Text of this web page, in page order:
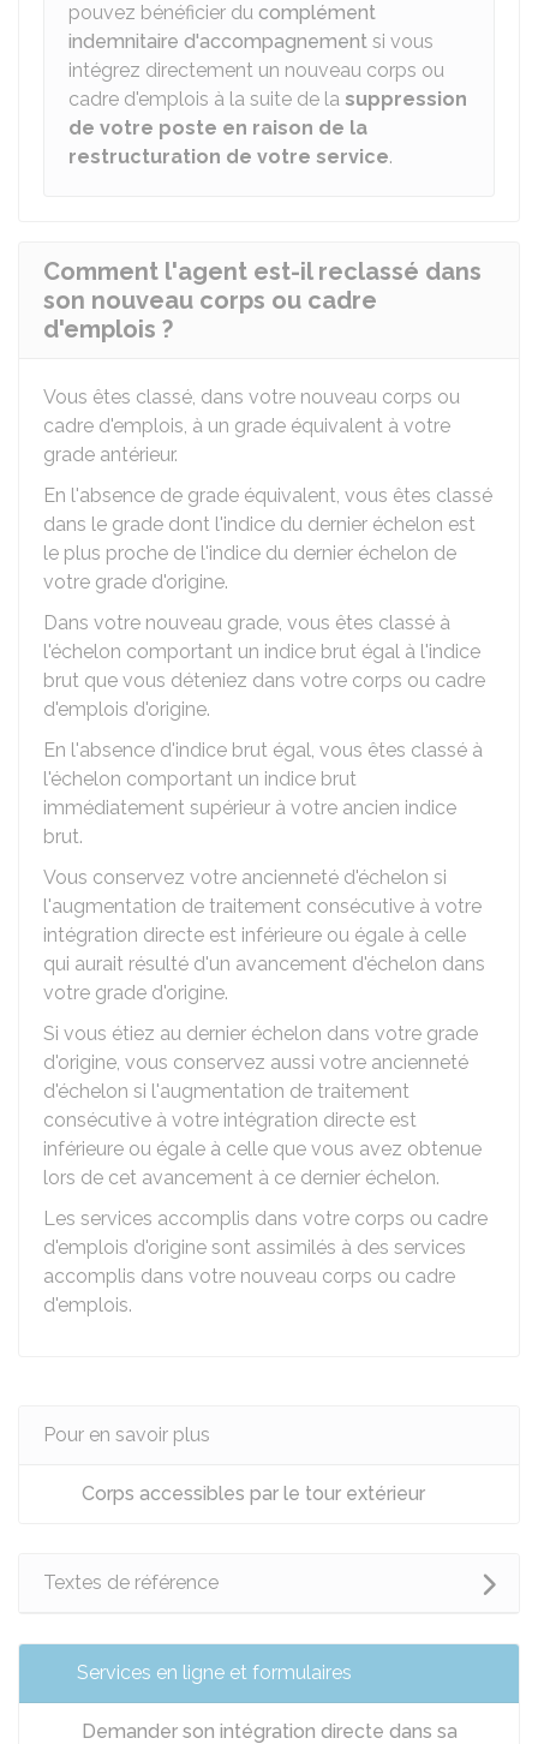
pouvez bénéficier du complément
indemnitaire d'accompagnement si vous
intégrez directement un nouveau corps ou
cadre d'emplois à la suite de la suppression
de votre poste en raison de la
restructuration de votre service.
Comment l'agent est-il reclassé dans
son nouveau corps ou cadre
d'emplois ?
Vous êtes classé, dans votre nouveau corps ou
cadre d'emplois, à un grade équivalent à votre
grade antérieur.
En l'absence de grade équivalent, vous êtes classé
dans le grade dont l'indice du dernier échelon est
le plus proche de l'indice du dernier échelon de
votre grade d'origine.
Dans votre nouveau grade, vous êtes classé à
l'échelon comportant un indice brut égal à l'indice
brut que vous déteniez dans votre corps ou cadre
d'emplois d'origine.
En l'absence d'indice brut égal, vous êtes classé à
l'échelon comportant un indice brut
immédiatement supérieur à votre ancien indice
brut.
Vous conservez votre ancienneté d'échelon si
l'augmentation de traitement consécutive à votre
intégration directe est inférieure ou égale à celle
qui aurait résulté d'un avancement d'échelon dans
votre grade d'origine.
Si vous étiez au dernier échelon dans votre grade
d'origine, vous conservez aussi votre ancienneté
d'échelon si l'augmentation de traitement
consécutive à votre intégration directe est
inférieure ou égale à celle que vous avez obtenue
lors de cet avancement à ce dernier échelon.
Les services accomplis dans votre corps ou cadre
d'emplois d'origine sont assimilés à des services
accomplis dans votre nouveau corps ou cadre
d'emplois.
Pour en savoir plus
Corps accessibles par le tour extérieur
Textes de référence
Services en ligne et formulaires
Demander son intégration directe dans sa